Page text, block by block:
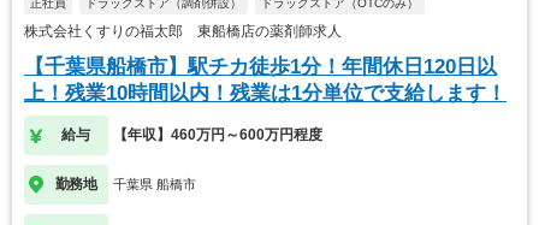
株式会社くすりの福太郎 東船橋店の薬剤師求人
【千葉県船橋市】駅チカ徒歩1分！年間休日120日以
上！残業10時間以内！残業は1分単位で支給します！
給与 【年収】460万円～600万円程度
勤務地 千葉県 船橋市